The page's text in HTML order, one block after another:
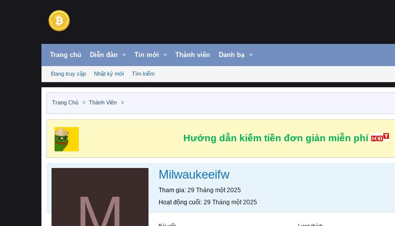
Trang chủ Diễn đàn Tin mới Thành viên Danh bạ
Đang truy cập Nhật ký mới Tìm kiếm
Trang Chủ Thành Viên
Hướng dẫn kiếm tiền đơn giản miễn phí
Milwaukeeifw
Tham gia 29 Tháng một 2025
Hoạt động cuối 29 Tháng một 2025